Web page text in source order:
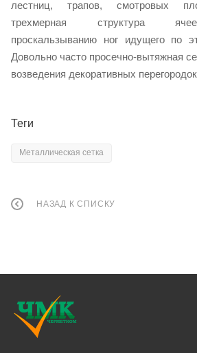
лестниц, трапов, смотровых
трехмерная структура
проскальзыванию ног идущего по
Довольно часто просечно-вытяжная
возведения декоративных
Теги
Металлическая сетка
НАЗАД К СПИСКУ